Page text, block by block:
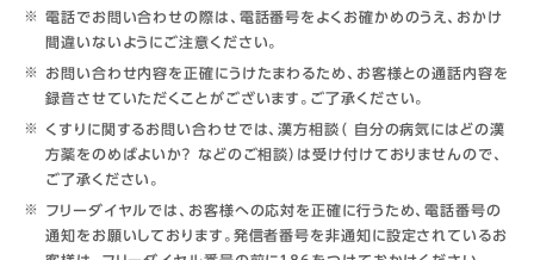
電話でお問い合わせの際は、電話番号をよくお確かめのうえ、おかけ
間違いないようにご注意ください。
お問い合わせ内容を正確にうけたまわるため、お客様との通話内容を
録音させていただくことがございます。ご了承ください。
くすりに関するお問い合わせでは、漢方相談（ 自分の病気にはどの漢
方薬をのめばよいか？ などのご相談）は受け付けておりませんので、
ご了承ください。
フリーダイヤルでは、お客様への応対を正確に行うため、電話番号の
通知をお願いしております。発信者番号を非通知に設定されているお